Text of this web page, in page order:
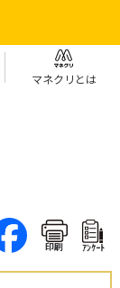
マネクリとは
印刷 ｱﾝｹｰﾄ